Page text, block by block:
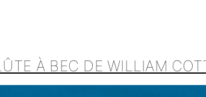
À BEC DE WILLIAM